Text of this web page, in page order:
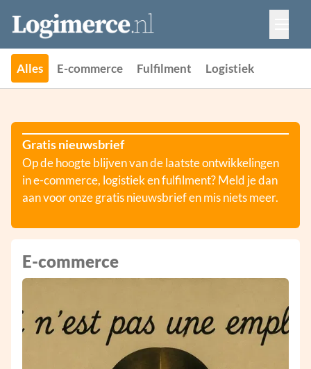
Vacatures
Events
Adverteren
Partners
Alles E-commerce Fulfilment Logistiek
Gratis nieuwsbrief
Op de hoogte blijven van de laatste ontwikkelingen
in e-commerce, logistiek en fulfilment? Meld je dan
aan voor onze gratis nieuwsbrief en mis niets meer.
E-commerce